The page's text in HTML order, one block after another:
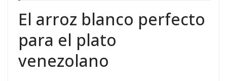
El arroz blanco perfecto
para el plato
venezolano